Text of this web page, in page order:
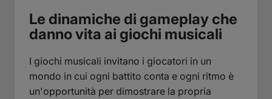
Le dinamiche di gameplay che
danno vita ai giochi musicali
I giochi musicali invitano i giocatori in un
mondo in cui ogni battito conta e ogni ritmo è
un'opportunità per dimostrare la propria